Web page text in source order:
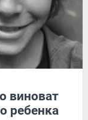
виноват
ребенка